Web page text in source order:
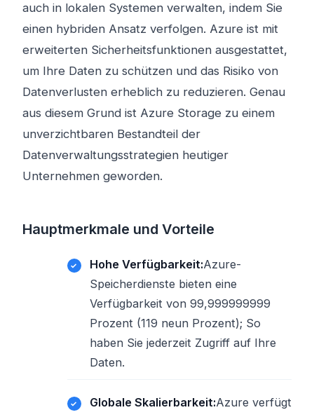
auch in lokalen Systemen verwalten, indem Sie
einen hybriden Ansatz verfolgen. Azure ist mit
erweiterten Sicherheitsfunktionen ausgestattet,
um Ihre Daten zu schützen und das Risiko von
Datenverlusten erheblich zu reduzieren. Genau
aus diesem Grund ist Azure Storage zu einem
unverzichtbaren Bestandteil der
Datenverwaltungsstrategien heutiger
Unternehmen geworden.
Hauptmerkmale und Vorteile
Hohe Verfügbarkeit:Azure-
Speicherdienste bieten eine
Verfügbarkeit von 99,999999999
Prozent (119 neun Prozent); So
haben Sie jederzeit Zugriff auf Ihre
Daten.
Globale Skalierbarkeit:Azure verfügt